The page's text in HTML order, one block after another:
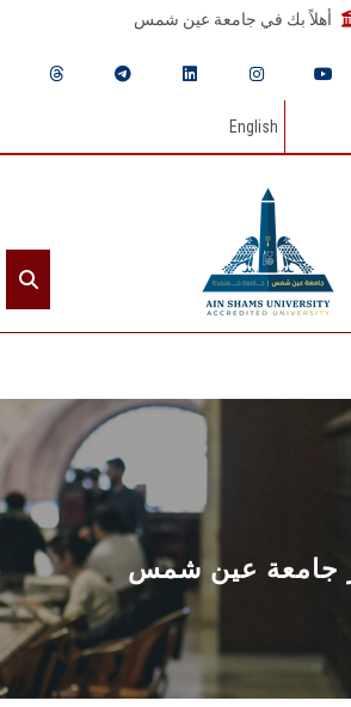
أهلاً بك في جامعة عين شمس
English
الرئيسيـة
عن الجامعة
القطاعـات
الشئون الأكاديمية
البحث العلمي
جامعة عين شمس